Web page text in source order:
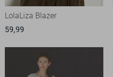
LolaLiza Blazer
59,99